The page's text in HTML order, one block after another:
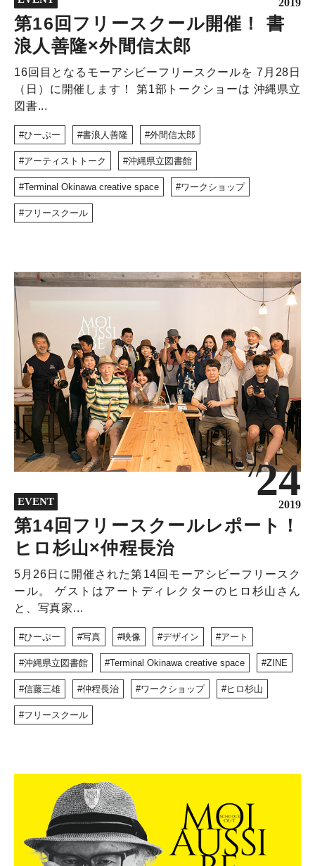
第16回フリースクール開催！ 書
浪⼈善隆×外間信太郎
16回目となるモーアシビーフリースクールを 7月28日
（日）に開催します！ 第1部トークショーは 沖縄県立
図書...
ひーぷー 書浪人善隆 外間信太郎
アーティストトーク 沖縄県立図書館
Terminal Okinawa creative space ワークショップ
フリースクール
EVENT
7/24
2019
第14回フリースクールレポート！
ヒロ杉山×仲程長治
5月26日に開催された第14回モーアシビーフリースク
ール。 ゲストはアートディレクターのヒロ杉山さん
と、写真家...
ひーぷー 写真 映像 デザイン アート
沖縄県立図書館 Terminal Okinawa creative space ZINE
信藤三雄 仲程長治 ワークショップ ヒロ杉山
フリースクール